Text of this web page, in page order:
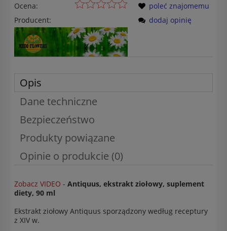
Ocena:
Producent:
poleć znajomemu
dodaj opinię
Opis
Dane techniczne
Bezpieczeństwo
Produkty powiązane
Opinie o produkcie (0)
Zobacz VIDEO - Antiquus, ekstrakt ziołowy, suplement
diety, 90 ml
Ekstrakt ziołowy Antiquus sporządzony według receptury
z XIV w.